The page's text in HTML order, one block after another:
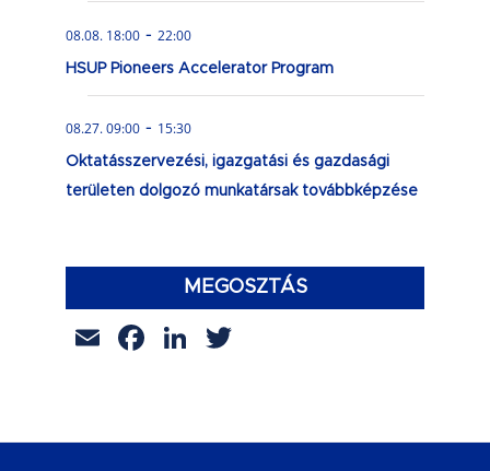
08.08. 18:00 - 22:00
HSUP Pioneers Accelerator Program
08.27. 09:00 - 15:30
Oktatásszervezési, igazgatási és gazdasági
területen dolgozó munkatársak továbbképzése
MEGOSZTÁS
EmailFacebook
LinkedIn